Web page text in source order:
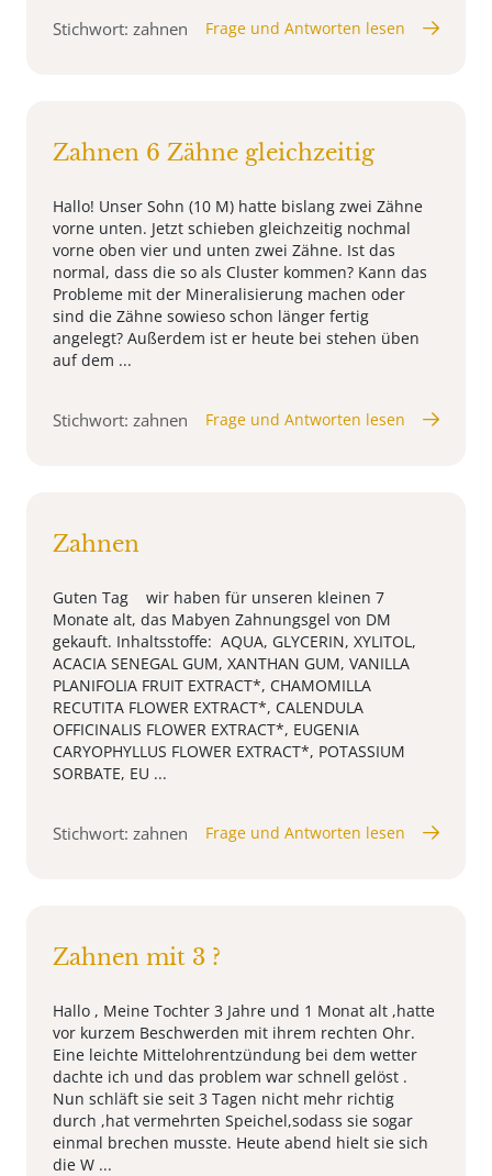
Stichwort: zahnen Frage und Antworten lesen
Zahnen 6 Zähne gleichzeitig
Hallo! Unser Sohn (10 M) hatte bislang zwei Zähne
vorne unten. Jetzt schieben gleichzeitig nochmal
vorne oben vier und unten zwei Zähne. Ist das
normal, dass die so als Cluster kommen? Kann das
Probleme mit der Mineralisierung machen oder
sind die Zähne sowieso schon länger fertig
angelegt? Außerdem ist er heute bei stehen üben
auf dem ...
Stichwort: zahnen Frage und Antworten lesen
Zahnen
Guten Tag wir haben für unseren kleinen 7
Monate alt, das Mabyen Zahnungsgel von DM
gekauft. Inhaltsstoffe: AQUA, GLYCERIN, XYLITOL,
ACACIA SENEGAL GUM, XANTHAN GUM, VANILLA
PLANIFOLIA FRUIT EXTRACT*, CHAMOMILLA
RECUTITA FLOWER EXTRACT*, CALENDULA
OFFICINALIS FLOWER EXTRACT*, EUGENIA
CARYOPHYLLUS FLOWER EXTRACT*, POTASSIUM
SORBATE, EU ...
Stichwort: zahnen Frage und Antworten lesen
Zahnen mit 3 ?
Hallo , Meine Tochter 3 Jahre und 1 Monat alt ,hatte
vor kurzem Beschwerden mit ihrem rechten Ohr.
Eine leichte Mittelohrentzündung bei dem wetter
dachte ich und das problem war schnell gelöst .
Nun schläft sie seit 3 Tagen nicht mehr richtig
durch ,hat vermehrten Speichel,sodass sie sogar
einmal brechen musste. Heute abend hielt sie sich
die W ...